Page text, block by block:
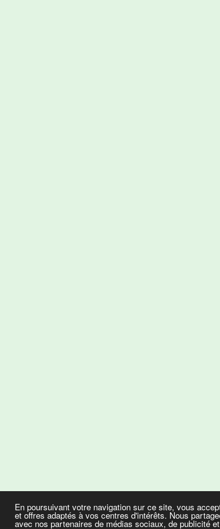
En poursuivant votre navigation sur ce site, vous
et offres adaptés à vos centres d'intérêts. Nous
avec nos partenaires de médias sociaux, de publicité